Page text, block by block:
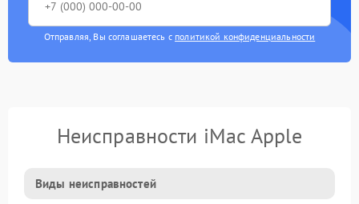
Отправляя, Вы соглашаетесь с политикой конфиденциальности
Неисправности iMac Apple
Виды неисправностей